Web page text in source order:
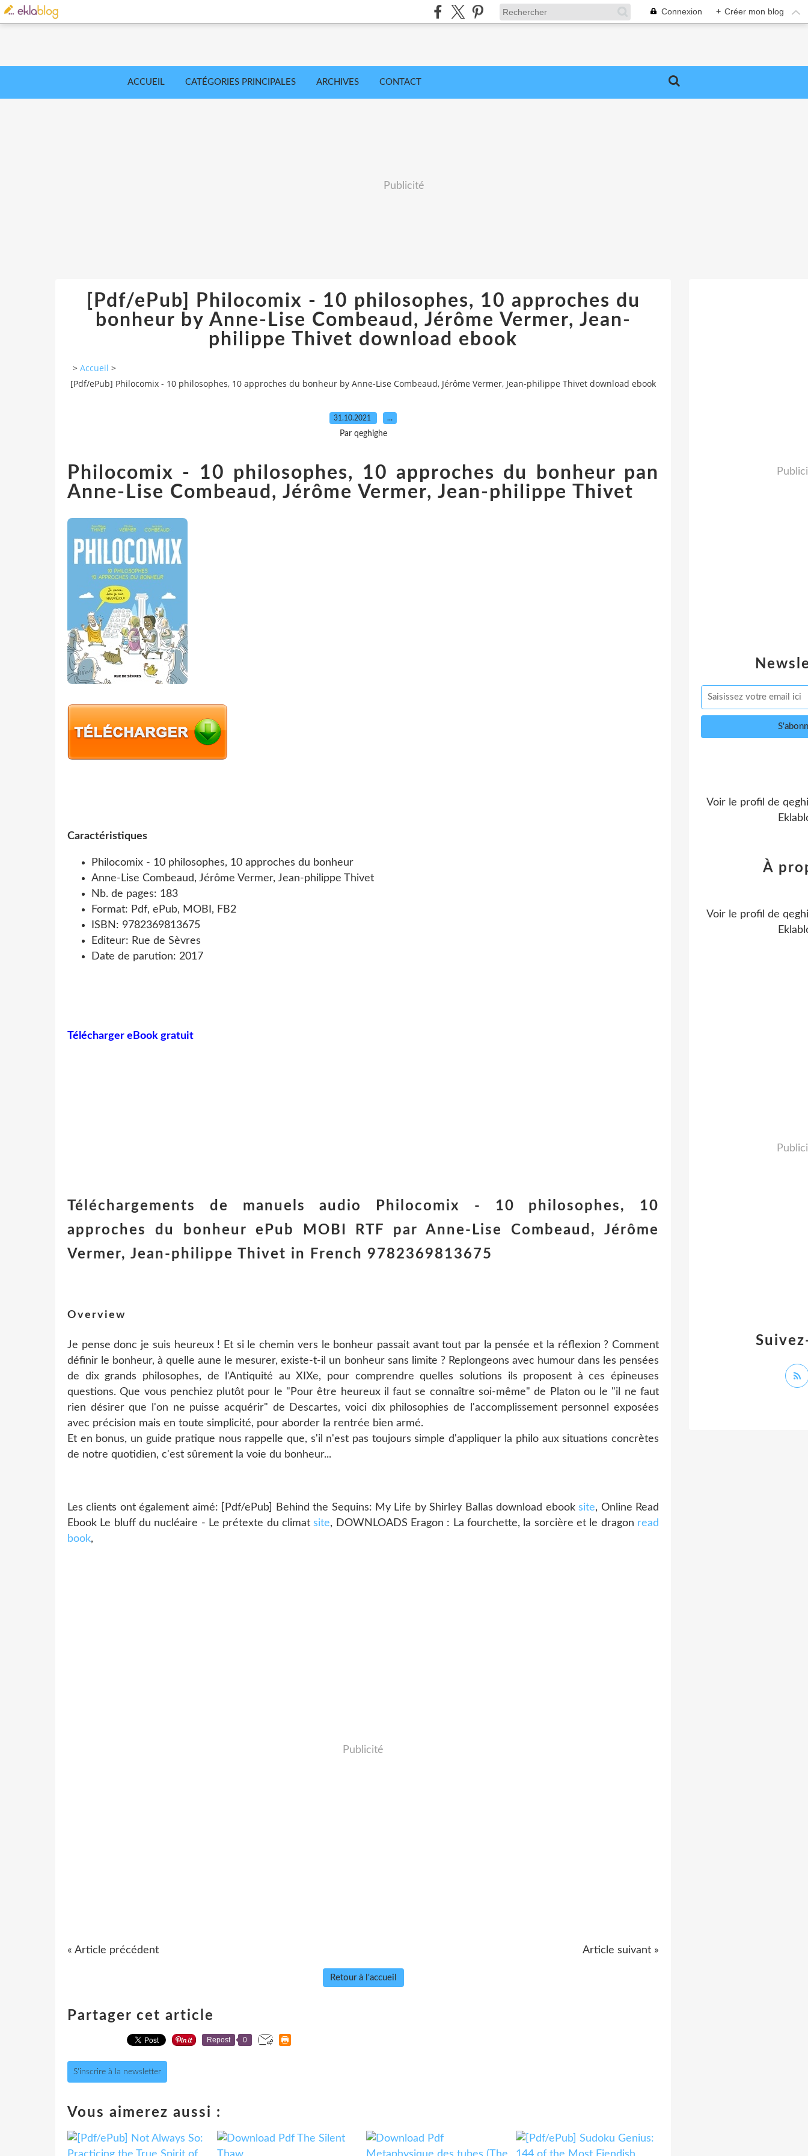
Connexion + Créer mon blog
ACCUEIL CATÉGORIES PRINCIPALES ARCHIVES CONTACT
Publicité
[Pdf/ePub] Philocomix - 10 philosophes, 10 approches du
bonheur by Anne-Lise Combeaud, Jérôme Vermer, Jean-
philippe Thivet download ebook
> Accueil >
[Pdf/ePub] Philocomix - 10 philosophes, 10 approches du bonheur by Anne-Lise Combeaud, Jérôme Vermer, Jean-philippe Thivet download ebook
31.10.2021 …
Par qeghighe
Philocomix - 10 philosophes, 10 approches du bonheur pan
Anne-Lise Combeaud, Jérôme Vermer, Jean-philippe Thivet
Caractéristiques
Philocomix - 10 philosophes, 10 approches du bonheur
Anne-Lise Combeaud, Jérôme Vermer, Jean-philippe Thivet
Nb. de pages: 183
Format: Pdf, ePub, MOBI, FB2
ISBN: 9782369813675
Editeur: Rue de Sèvres
Date de parution: 2017
Télécharger eBook gratuit
Téléchargements de manuels audio Philocomix - 10 philosophes, 10
approches du bonheur ePub MOBI RTF par Anne-Lise Combeaud, Jérôme
Vermer, Jean-philippe Thivet in French 9782369813675
Overview
Je pense donc je suis heureux ! Et si le chemin vers le bonheur passait avant tout par la pensée et la réflexion ? Comment
définir le bonheur, à quelle aune le mesurer, existe-t-il un bonheur sans limite ? Replongeons avec humour dans les pensées
de dix grands philosophes, de l'Antiquité au XIXe, pour comprendre quelles solutions ils proposent à ces épineuses
questions. Que vous penchiez plutôt pour le "Pour être heureux il faut se connaître soi-même" de Platon ou le "il ne faut
rien désirer que l'on ne puisse acquérir" de Descartes, voici dix philosophies de l'accomplissement personnel exposées
avec précision mais en toute simplicité, pour aborder la rentrée bien armé.
Et en bonus, un guide pratique nous rappelle que, s'il n'est pas toujours simple d'appliquer la philo aux situations concrètes
de notre quotidien, c'est sûrement la voie du bonheur...
Les clients ont également aimé: [Pdf/ePub] Behind the Sequins: My Life by Shirley Ballas download ebooksite, Online Read
Ebook Le bluff du nucléaire - Le prétexte du climatsite, DOWNLOADS Eragon : La fourchette, la sorcière et le dragon read
book,
Publicité
« Article précédent Article suivant »
Retour à l'accueil
Partager cet article
Repost 0
S'inscrire à la newsletter
Vous aimerez aussi :
Voir le profil de
À
Voir le profil de